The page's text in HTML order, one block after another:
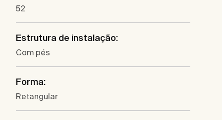
52
Estrutura de instalação:
Com pés
Forma:
Retangular